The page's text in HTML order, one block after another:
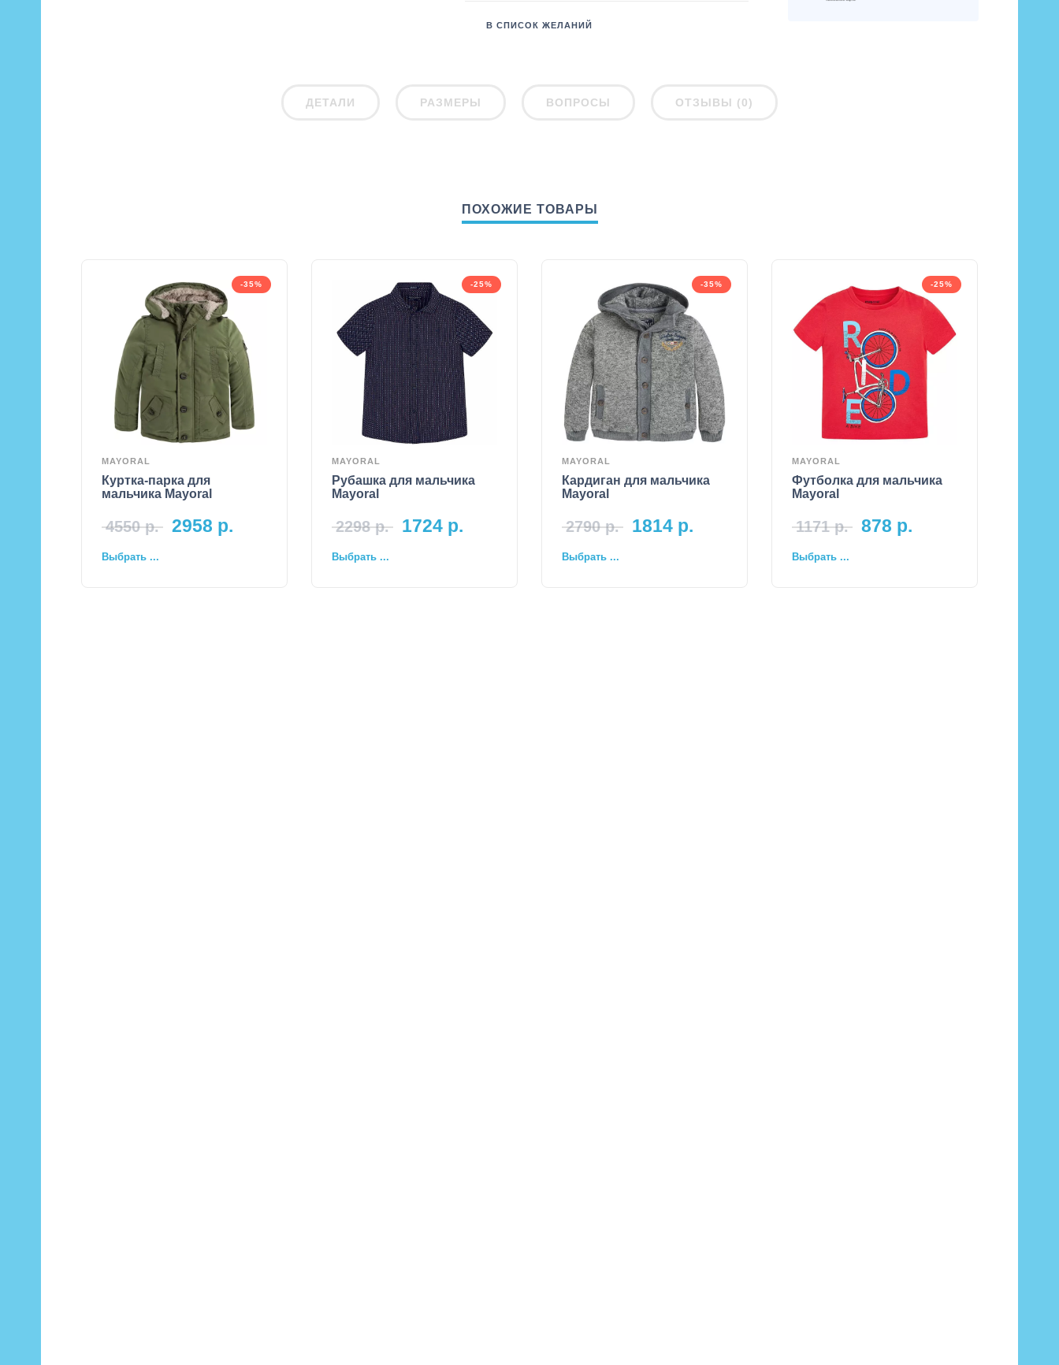
В СПИСОК ЖЕЛАНИЙ
ДЕТАЛИ РАЗМЕРЫ ВОПРОСЫ ОТЗЫВЫ (0)
ПОХОЖИЕ ТОВАРЫ
-35%
MAYORAL
Куртка-парка для
мальчика Mayoral
4550р. 2958 р.
Выбрать ...
-25%
MAYORAL
Рубашка для мальчика
Mayoral
2298р. 1724 р.
Выбрать ...
-35%
MAYORAL
Кардиган для мальчика
Mayoral
2790р. 1814 р.
Выбрать ...
-25%
MAYORAL
Футболка для мальчика
Mayoral
1171р. 878 р.
Выбрать ...